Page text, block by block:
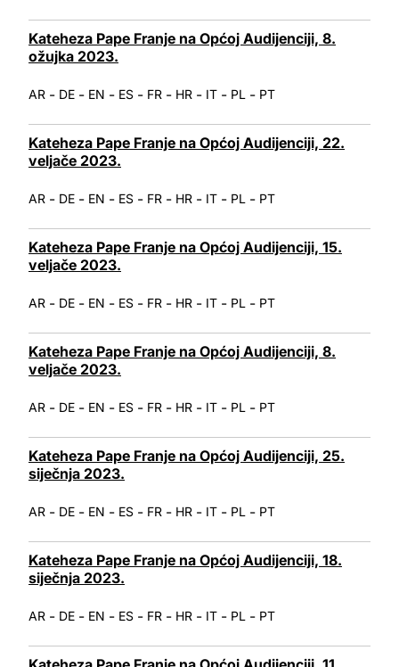
Kateheza Pape Franje na Općoj Audijenciji, 8.
ožujka 2023.
AR - DE - EN - ES - FR - HR - IT - PL - PT
Kateheza Pape Franje na Općoj Audijenciji, 22.
veljače 2023.
AR - DE - EN - ES - FR - HR - IT - PL - PT
Kateheza Pape Franje na Općoj Audijenciji, 15.
veljače 2023.
AR - DE - EN - ES - FR - HR - IT - PL - PT
Kateheza Pape Franje na Općoj Audijenciji, 8.
veljače 2023.
AR - DE - EN - ES - FR - HR - IT - PL - PT
Kateheza Pape Franje na Općoj Audijenciji, 25.
siječnja 2023.
AR - DE - EN - ES - FR - HR - IT - PL - PT
Kateheza Pape Franje na Općoj Audijenciji, 18.
siječnja 2023.
AR - DE - EN - ES - FR - HR - IT - PL - PT